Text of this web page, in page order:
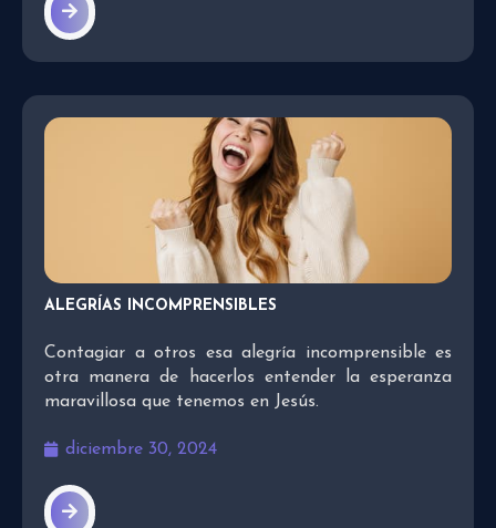
ALEGRÍAS INCOMPRENSIBLES
Contagiar a otros esa alegría incomprensible es
otra manera de hacerlos entender la esperanza
maravillosa que tenemos en Jesús.
diciembre 30, 2024